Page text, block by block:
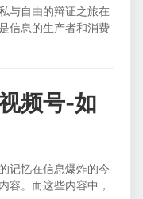
与自由的辩证之旅在
信息的生产者和消费
频号-如
记忆在信息爆炸的今
容。而这些内容中，